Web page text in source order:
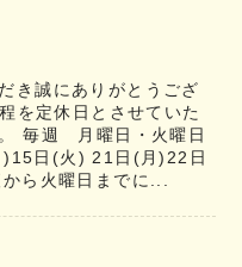
き誠にありがとうござ
を定休日とさせていた
毎週 月曜日・火曜日
日(火) 21日(月)22日
ら火曜日までに...